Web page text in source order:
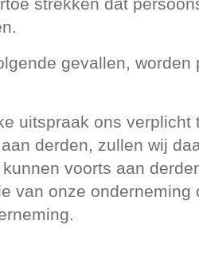
gevallen,
uitspraak ons verplicht
derden, zullen wij
voorts aan
van onze onderneming